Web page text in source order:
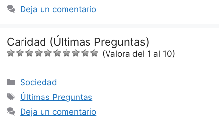
Deja un comentario
Caridad (Últimas Preguntas)
(Valora del 1 al 10)
Categorías
Sociedad
Etiquetas
Últimas Preguntas
Deja un comentario